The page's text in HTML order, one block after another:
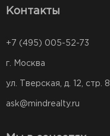
Контакты
+7 (495) 005-52-73
г. Москва
ул. Тверская, д. 12, стр. 8
ask@mindrealty.ru